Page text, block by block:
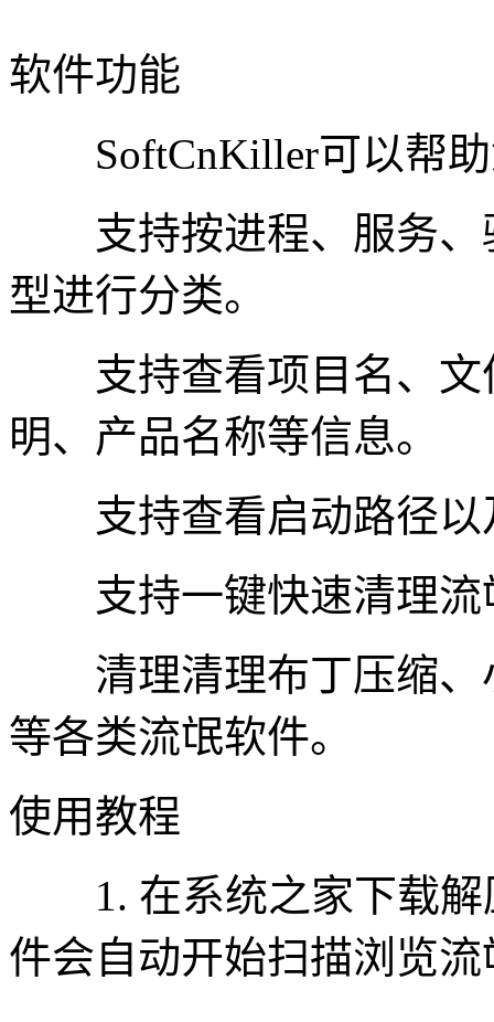
软件功能
SoftCnKiller可以帮助
支持按进程、服务、
型进行分类。
支持查看项目名、文
明、产品名称等信息。
支持查看启动路径以
支持一键快速清理流
清理清理布丁压缩、
等各类流氓软件。
使用教程
1. 在系统之家下载解
件会自动开始扫描浏览